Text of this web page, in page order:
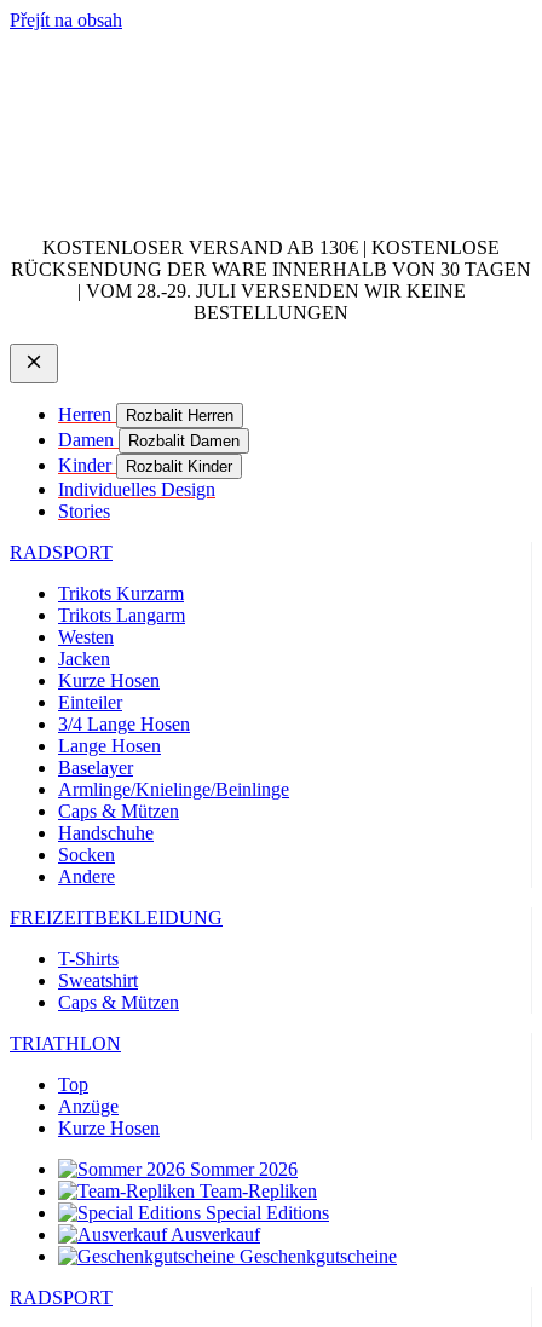
Přejít na obsah
KOSTENLOSER VERSAND AB 130€ | KOSTENLOSE
RÜCKSENDUNG DER WARE INNERHALB VON 30 TAGEN
| VOM 28.-29. JULI VERSENDEN WIR KEINE
BESTELLUNGEN
Herren Rozbalit Herren
Damen Rozbalit Damen
Kinder Rozbalit Kinder
Individuelles Design
Stories
RADSPORT
Trikots Kurzarm
Trikots Langarm
Westen
Jacken
Kurze Hosen
Einteiler
3/4 Lange Hosen
Lange Hosen
Baselayer
Armlinge/Knielinge/Beinlinge
Caps & Mützen
Handschuhe
Socken
Andere
FREIZEITBEKLEIDUNG
T-Shirts
Sweatshirt
Caps & Mützen
TRIATHLON
Top
Anzüge
Kurze Hosen
Sommer 2026
Team-Repliken
Special Editions
Ausverkauf
Geschenkgutscheine
RADSPORT